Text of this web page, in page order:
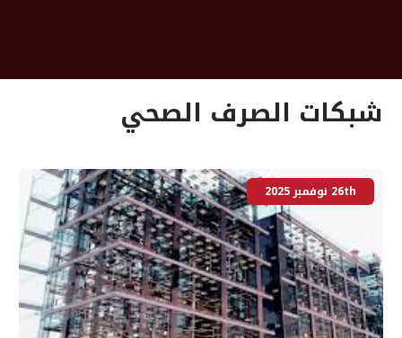
شبكات الصرف الصحي
26th نوفمبر 2025